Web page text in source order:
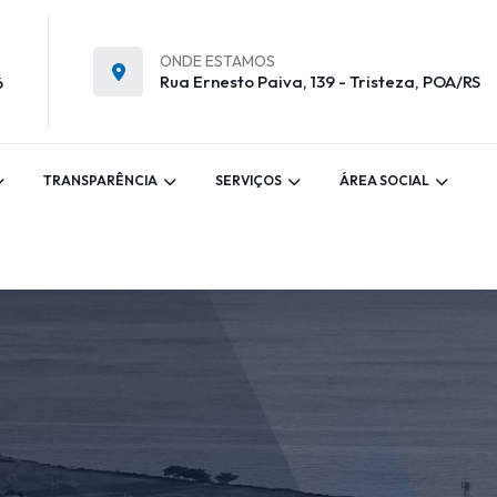
ONDE ESTAMOS
Rua Ernesto Paiva, 139 - Tristeza, POA/RS
TRANSPARÊNCIA SERVIÇOS ÁREA SOCIAL